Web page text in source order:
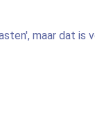
maar dat is